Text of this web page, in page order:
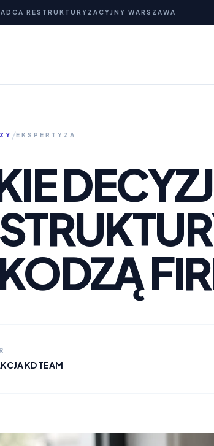
RESTRUKTURYZACYJNY WARSZAWA
/EKSPERTYZA
KD TEAM